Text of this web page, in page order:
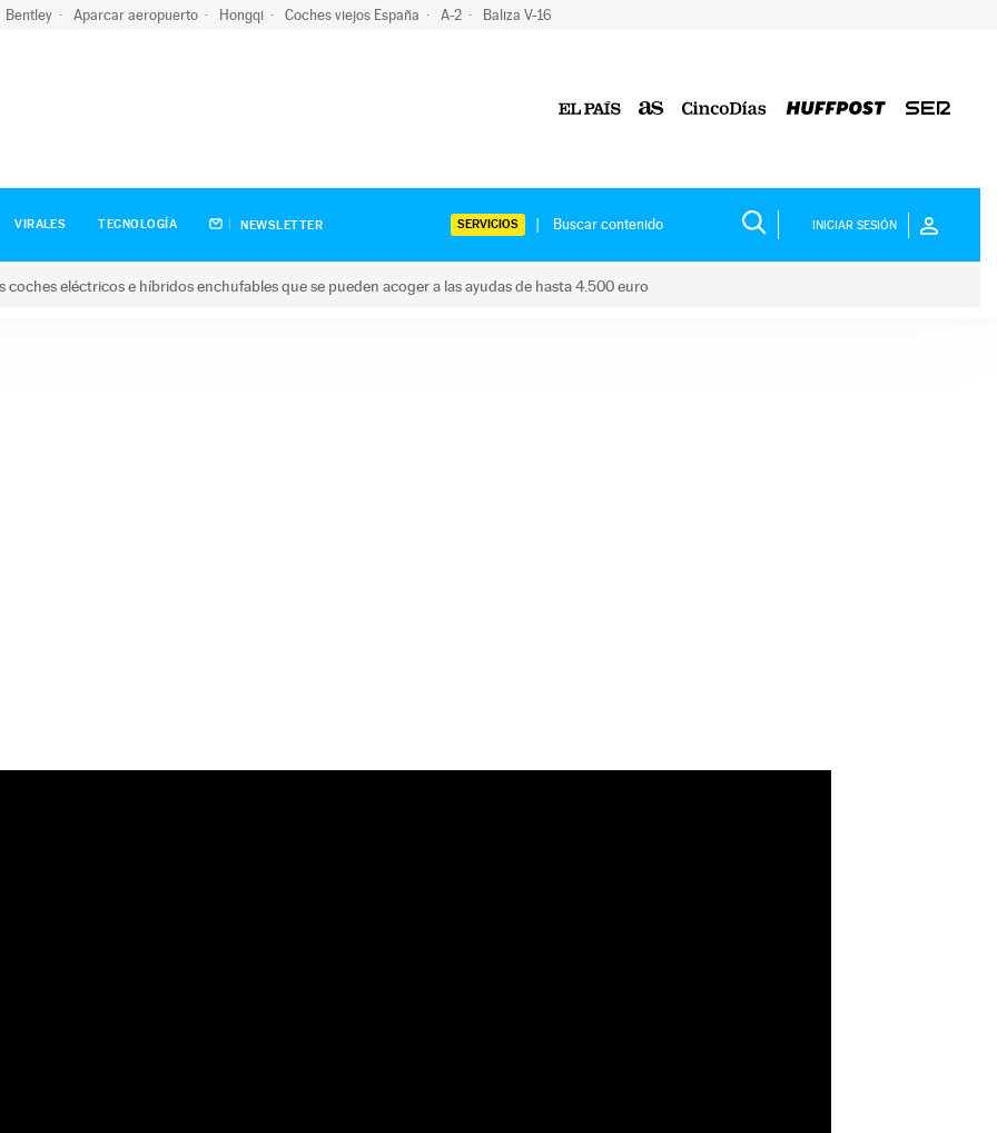
Bentley Aparcar aeropuerto Hongqi Coches viejos España A-2 Baliza V-16
VIRALES TECNOLOGÍA NEWSLETTER SERVICIOS INICIAR SESIÓN
eléctricos e híbridos enchufables que se pueden acoger a las ayudas de hasta 4.500 euro